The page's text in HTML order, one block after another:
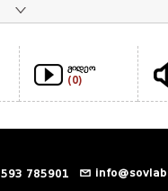
ვიდეო
(0)
593 785901